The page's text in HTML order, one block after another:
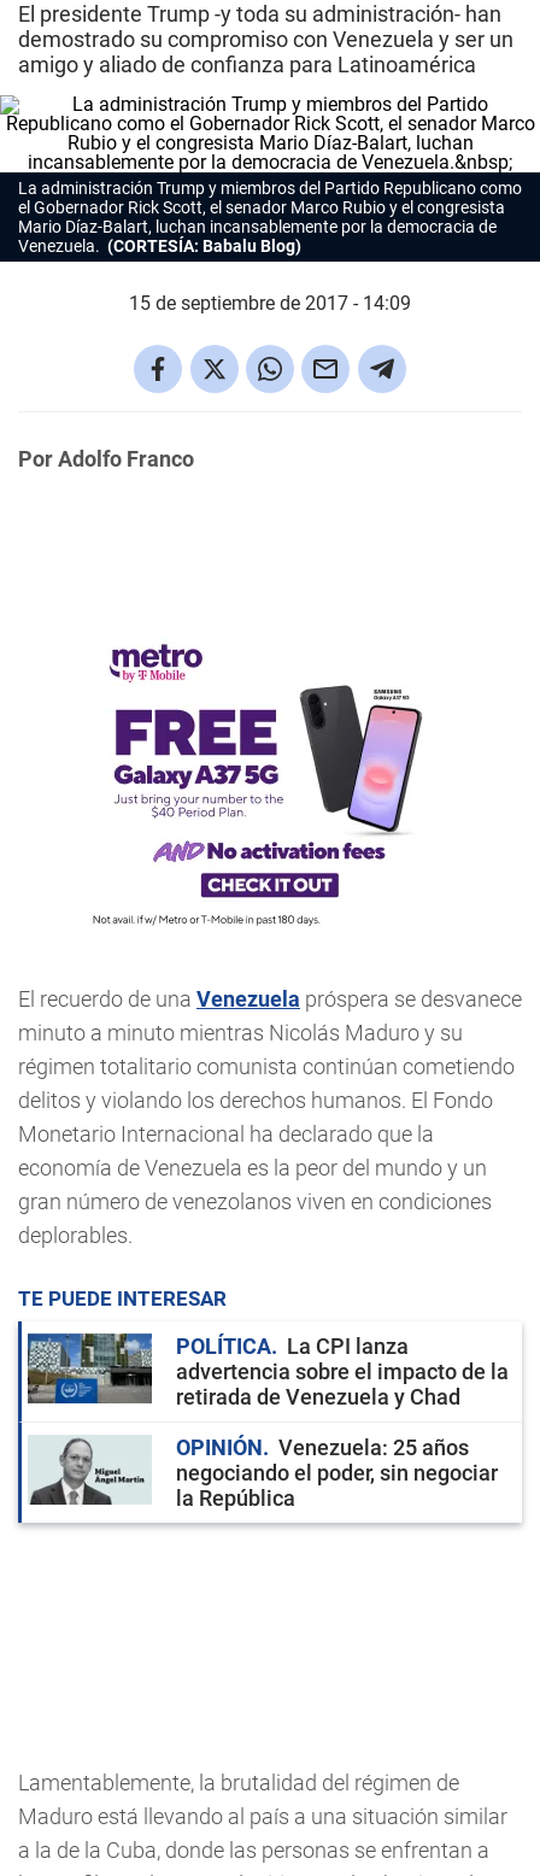
El presidente Trump -y toda su administración- han
demostrado su compromiso con Venezuela y ser un
amigo y aliado de confianza para Latinoamérica
La administración Trump y miembros del Partido Republicano como
el Gobernador Rick Scott, el senador Marco Rubio y el congresista
Mario Díaz-Balart, luchan incansablemente por la democracia de
Venezuela. (CORTESÍA: Babalu Blog)
15 de septiembre de 2017 - 14:09
Por Adolfo Franco
El recuerdo de una Venezuela próspera se desvanece
minuto a minuto mientras Nicolás Maduro y su
régimen totalitario comunista continúan cometiendo
delitos y violando los derechos humanos. El Fondo
Monetario Internacional ha declarado que la
economía de Venezuela es la peor del mundo y un
gran número de venezolanos viven en condiciones
deplorables.
TE PUEDE INTERESAR
POLÍTICA
La CPI lanza
advertencia sobre el impacto de la
retirada de Venezuela y Chad
OPINIÓN
Venezuela: 25 años
negociando el poder, sin negociar
la República
Lamentablemente, la brutalidad del régimen de
Maduro está llevando al país a una situación similar
a la de la Cuba, donde las personas se enfrentan a